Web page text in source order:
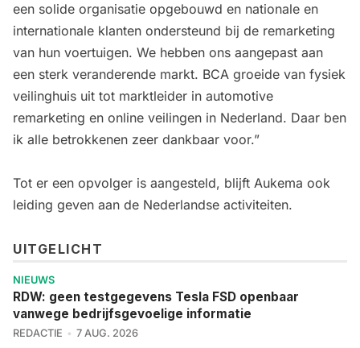
een solide organisatie opgebouwd en nationale en
internationale klanten ondersteund bij de remarketing
van hun voertuigen. We hebben ons aangepast aan
een sterk veranderende markt. BCA groeide van fysiek
veilinghuis uit tot marktleider in automotive
remarketing en online veilingen in Nederland. Daar ben
ik alle betrokkenen zeer dankbaar voor.”
Tot er een opvolger is aangesteld, blijft Aukema ook
leiding geven aan de Nederlandse activiteiten.
UITGELICHT
NIEUWS
RDW: geen testgegevens Tesla FSD openbaar
vanwege bedrijfsgevoelige informatie
REDACTIE 7 AUG. 2026